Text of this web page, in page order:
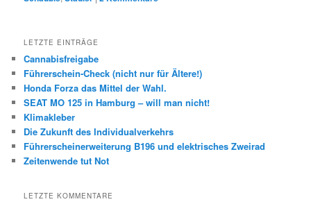
LETZTE EINTRÄGE
Cannabisfreigabe
Führerschein-Check (nicht nur für Ältere!)
Honda Forza das Mittel der Wahl.
SEAT MO 125 in Hamburg – will man nicht!
Klimakleber
Die Zukunft des Individualverkehrs
Führerscheinerweiterung B196 und elektrisches Zweirad
Zeitenwende tut Not
LETZTE KOMMENTARE